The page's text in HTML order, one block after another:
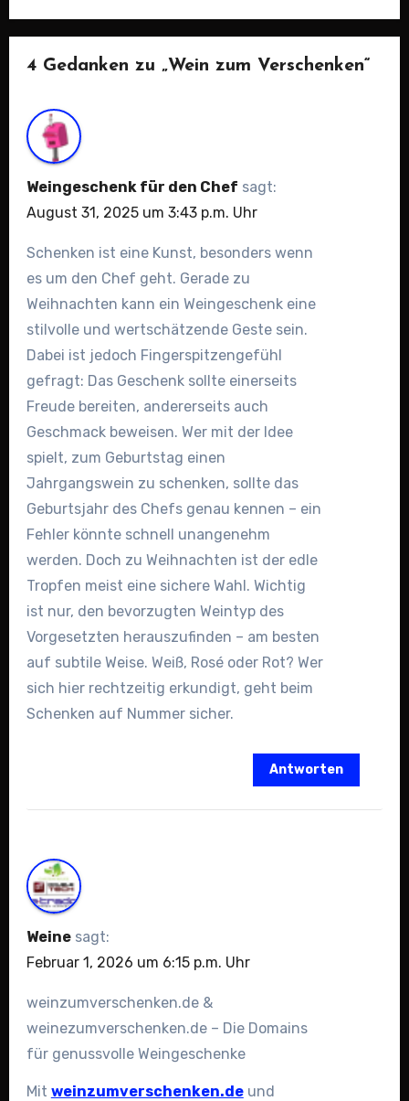
4 Gedanken zu „Wein zum Verschenken“
Weingeschenk für den Chef sagt:
August 31, 2025 um 3:43 p.m. Uhr
Schenken ist eine Kunst, besonders wenn
es um den Chef geht. Gerade zu
Weihnachten kann ein Weingeschenk eine
stilvolle und wertschätzende Geste sein.
Dabei ist jedoch Fingerspitzengefühl
gefragt: Das Geschenk sollte einerseits
Freude bereiten, andererseits auch
Geschmack beweisen. Wer mit der Idee
spielt, zum Geburtstag einen
Jahrgangswein zu schenken, sollte das
Geburtsjahr des Chefs genau kennen – ein
Fehler könnte schnell unangenehm
werden. Doch zu Weihnachten ist der edle
Tropfen meist eine sichere Wahl. Wichtig
ist nur, den bevorzugten Weintyp des
Vorgesetzten herauszufinden – am besten
auf subtile Weise. Weiß, Rosé oder Rot? Wer
sich hier rechtzeitig erkundigt, geht beim
Schenken auf Nummer sicher.
Antworten
Weine sagt:
Februar 1, 2026 um 6:15 p.m. Uhr
weinzumverschenken.de &
weinezumverschenken.de – Die Domains
für genussvolle Weingeschenke
Mit weinzumverschenken.deund